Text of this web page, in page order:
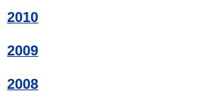
2010
2009
2008